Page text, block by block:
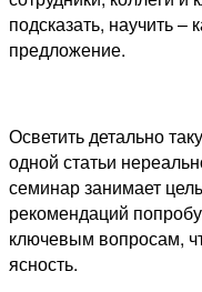
подсказать, научить –
предложение.
Осветить детально
одной статьи
семинар занимает
рекомендаций
ключевым вопросам,
ясность.